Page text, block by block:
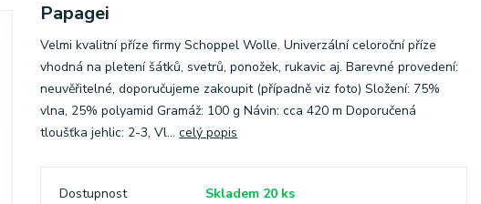
Papagei
Velmi kvalitní příze firmy Schoppel Wolle. Univerzální celoroční příze
vhodná na pletení šátků, svetrů, ponožek, rukavic aj. Barevné provedení:
neuvěřitelné, doporučujeme zakoupit (případně viz foto) Složení: 75%
vlna, 25% polyamid Gramáž: 100 g Návin: cca 420 m Doporučená
tloušťka jehlic: 2-3, Vl...celý popis
Dostupnost
Skladem 20 ks